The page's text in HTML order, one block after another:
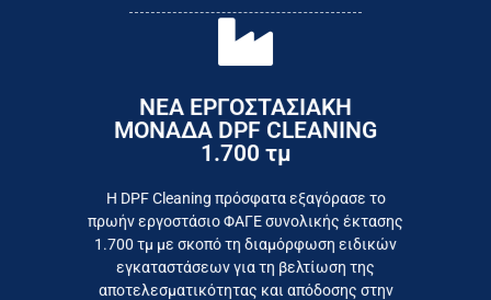
ΝΕΑ ΕΡΓΟΣΤΑΣΙΑΚΗ
ΜΟΝΑΔΑ DPF CLEANING
1.700 τμ
Η DPF Cleaning πρόσφατα εξαγόρασε το
πρωήν εργοστάσιο ΦΑΓΕ συνολικής έκτασης
1.700 τμ με σκοπό τη διαμόρφωση ειδικών
εγκαταστάσεων για τη βελτίωση της
αποτελεσματικότητας και απόδοσης στην
Εργαζόμαστε καθημερινά για
το συμφέρον του τελικού
καταναλωτή